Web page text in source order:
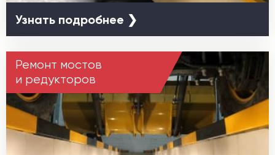
Узнать подробнее ❯
Ремонт мостов
и редукторов